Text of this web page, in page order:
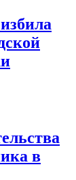
в